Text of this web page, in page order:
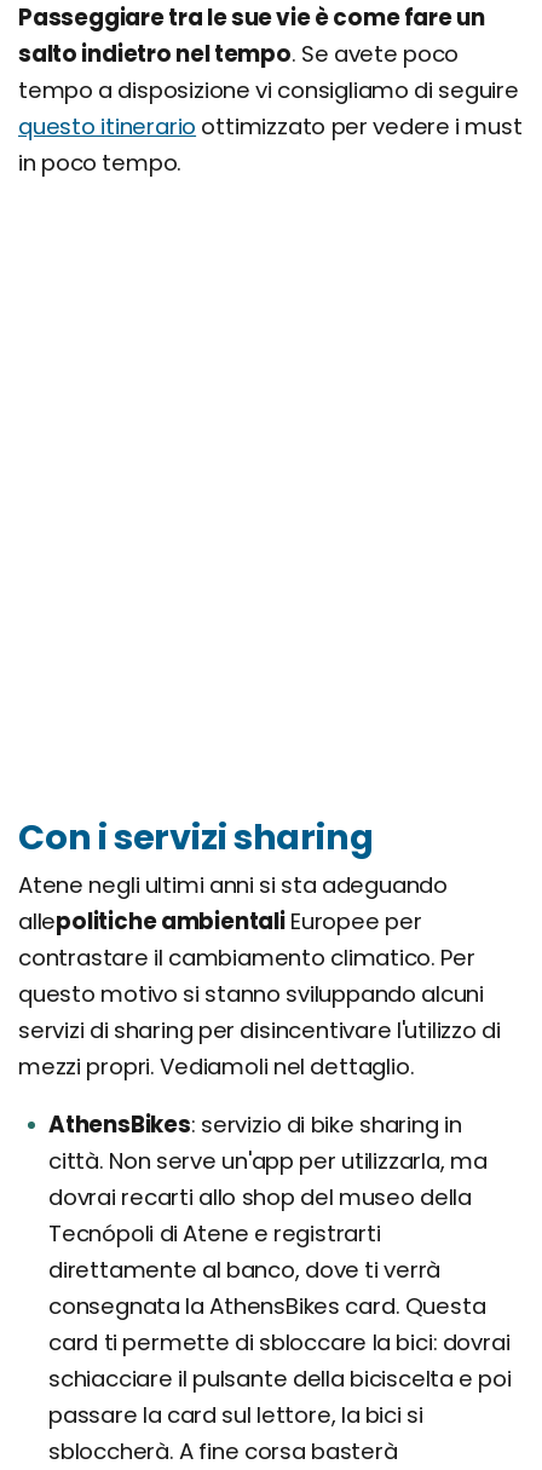
Passeggiare tra le sue vie è come fare un
salto indietro nel tempo. Se avete poco
tempo a disposizione vi consigliamo di seguire
questo itinerario ottimizzato per vedere i must
in poco tempo.
Con i servizi sharing
Atene negli ultimi anni si sta adeguando
allepolitiche ambientaliEuropee per
contrastare il cambiamento climatico. Per
questo motivo si stanno sviluppando alcuni
servizi di sharing per disincentivare l'utilizzo di
mezzi propri. Vediamoli nel dettaglio.
AthensBikes servizio di bike sharing in
città. Non serve un'app per utilizzarla, ma
dovrai recarti allo shop del museo della
Tecnópoli di Atene e registrarti
direttamente al banco, dove ti verrà
consegnata la AthensBikes card. Questa
card ti permette di sbloccare la bici: dovrai
schiacciare il pulsante della biciscelta e poi
passare la card sul lettore, la bici si
sbloccherà. A fine corsa basterà